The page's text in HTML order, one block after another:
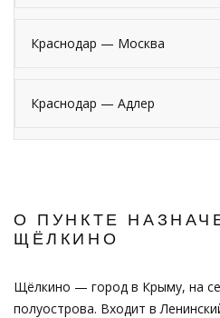
Краснодар — Москва
Краснодар — Адлер
О ПУНКТЕ
ЩЁЛКИНО
Щёлкино — город в Крыму, на
полуострова. Входит в